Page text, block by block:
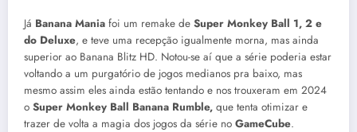
Já Banana Mania foi um remake de Super Monkey Ball 1, 2 e
do Deluxe, e teve uma recepção igualmente morna, mas ainda
superior ao Banana Blitz HD. Notou-se aí que a série poderia estar
voltando a um purgatório de jogos medianos pra baixo, mas
mesmo assim eles ainda estão tentando e nos trouxeram em 2024
o Super Monkey Ball Banana Rumble, que tenta otimizar e
trazer de volta a magia dos jogos da série no GameCube.